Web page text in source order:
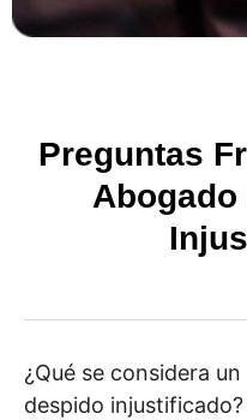
Preguntas
Abogado
¿Qué se considera un
despido injustificado?